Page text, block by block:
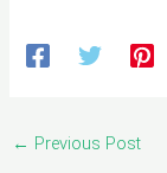
← Previous Post